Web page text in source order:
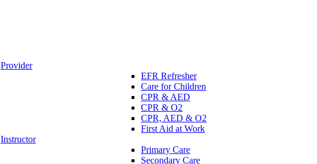
Provider
EFR Refresher
Care for Children
CPR & AED
CPR & O2
CPR, AED & O2
First Aid at Work
Instructor
Primary Care
Secondary Care